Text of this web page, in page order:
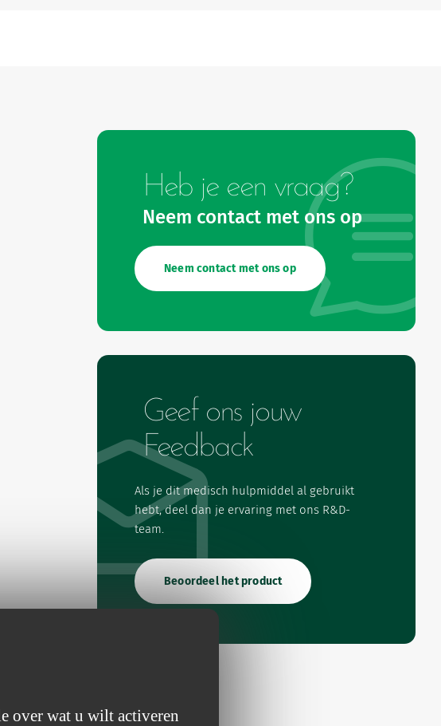
over wat u wilt activeren
Heb je een vraag?
Neem contact met ons op
Neem contact met ons op
Geef ons jouw
Feedback
Als je dit medisch hulpmiddel al gebruikt
hebt, deel dan je ervaring met ons R&D-
team.
Beoordeel het product